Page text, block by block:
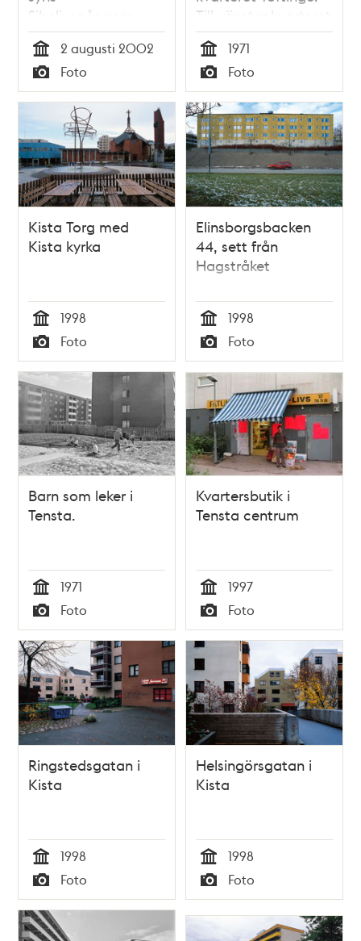
Sibeliusgångens
höghus.
Tid
2 augusti 2002
Typ
Foto
Till vänster kvarteret
Skänninge
Tid
1971
Typ
Foto
Kista Torg med
Kista kyrka
Tid
1998
Typ
Foto
Elinsborgsbacken
44, sett från
Hagstråket
Tid
1998
Typ
Foto
Barn som leker i
Tensta.
Tid
1971
Typ
Foto
Kvartersbutik i
Tensta centrum
Tid
1997
Typ
Foto
Ringstedsgatan i
Kista
Tid
1998
Typ
Foto
Helsingörsgatan i
Kista
Tid
1998
Typ
Foto